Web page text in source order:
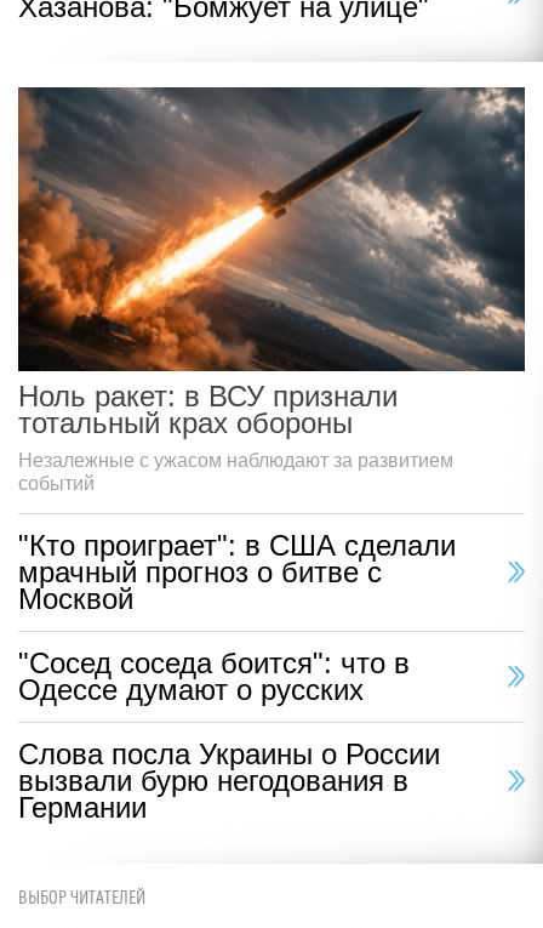
Хазанова: "Бомжует на улице"
Ноль ракет: в ВСУ признали
тотальный крах обороны
Незалежные с ужасом наблюдают за развитием
событий
"Кто проиграет": в США сделали
мрачный прогноз о битве с
Москвой
"Сосед соседа боится": что в
Одессе думают о русских
Слова посла Украины о России
вызвали бурю негодования в
Германии
ВЫБОР ЧИТАТЕЛЕЙ